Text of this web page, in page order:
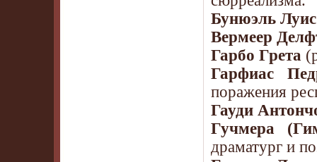
Бунюэль Луис
Вермеер
Гарбо Грета
Гарфиас
поражения
Гауди
Гучмера
драматург и